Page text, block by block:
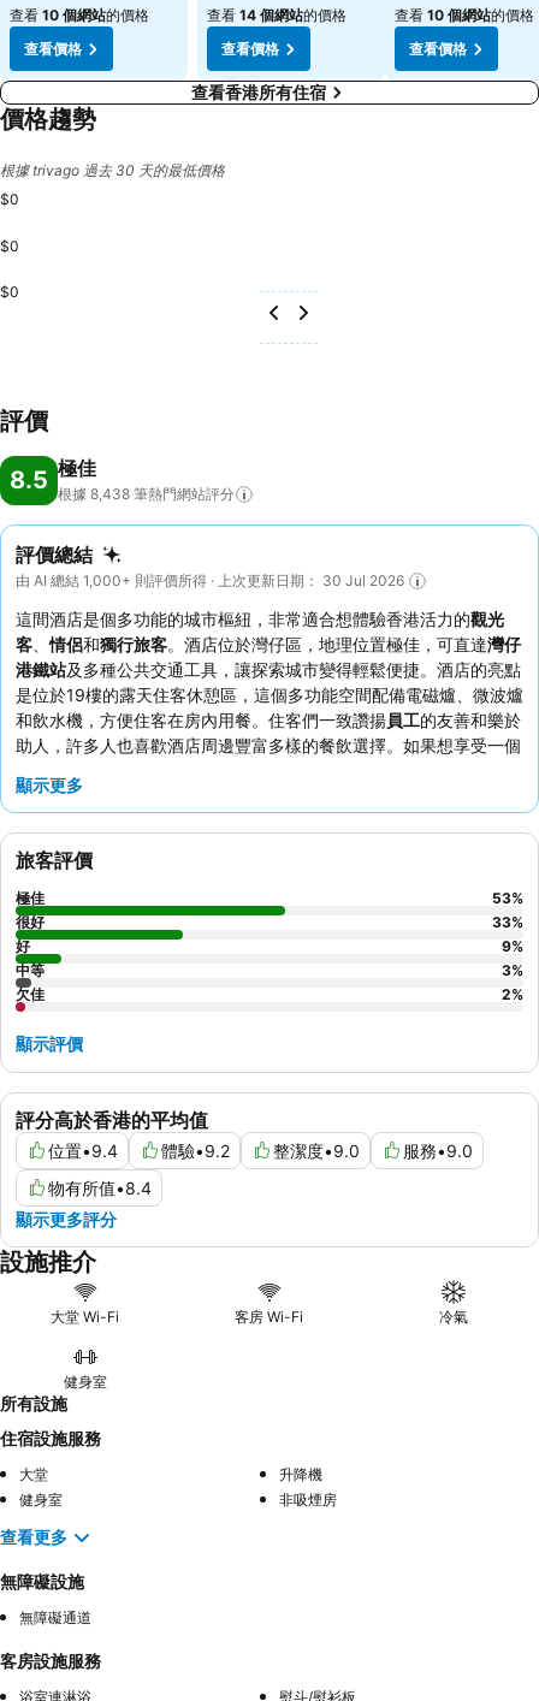
查看 10 個網站的價格
查看價格
查看 14 個網站的價格
查看價格
查看 10 個網站的價格
查看價格
查看香港所有住宿
價格趨勢
根據 trivago 過去 30 天的最低價格
$0
$0
$0
評價
8.5 極佳
根據 8,438 筆熱門網站評分
評價總結
由 AI 總結 1,000+ 則評價所得 · 上次更新日期： 30 Jul 2026
這間酒店是個多功能的城市樞紐，非常適合想體驗香港活力的觀光
客 、情侶和獨行旅客。酒店位於灣仔區，地理位置極佳，可直達灣仔
港鐵站及多種公共交通工具，讓探索城市變得輕鬆便捷。酒店的亮點
是位於19樓的露天住客休憩區，這個多功能空間配備電磁爐、微波爐
和飲水機，方便住客在房內用餐。住客們一致讚揚員工的友善和樂於
助人，許多人也喜歡酒店周邊豐富多樣的餐飲選擇。如果想享受一個
顯示更多
評分高於香港的平均值
位置•9.4 體驗•9.2 整潔度•9.0 服務•9.0
物有所值•8.4
顯示更多評分
旅客評價
極佳 53%
很好
33%
好
9%
中等
3%
欠佳
2%
顯示評價
設施推介
大堂 Wi-Fi 客房 Wi-Fi 冷氣
健身室
所有設施
住宿設施服務
大堂
升降機
健身室
非吸煙房
查看更多
無障礙設施
無障礙通道
客房設施服務
浴室連淋浴 熨斗/熨衫板